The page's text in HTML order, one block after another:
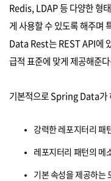
Redis, LDAP 등 다양한 형
게 사용할 수 있도록 해주
Data Rest는 REST API에
급적 표준에 맞게 제공해준
기본적으로 Spring Data가
강력한 레포지터리 패
레포지터리 패턴의 메
기본 속성을 제공하는